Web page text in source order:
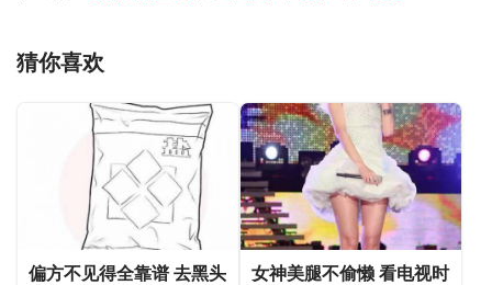
猜你喜欢
偏方不见得全靠谱 去黑头
女神美腿不偷懒 看电视时